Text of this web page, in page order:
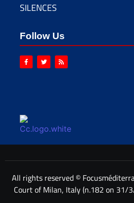
SILENCES
Follow Us
All rights reserved ©
Court of Milan, Italy (n.182 on 31/